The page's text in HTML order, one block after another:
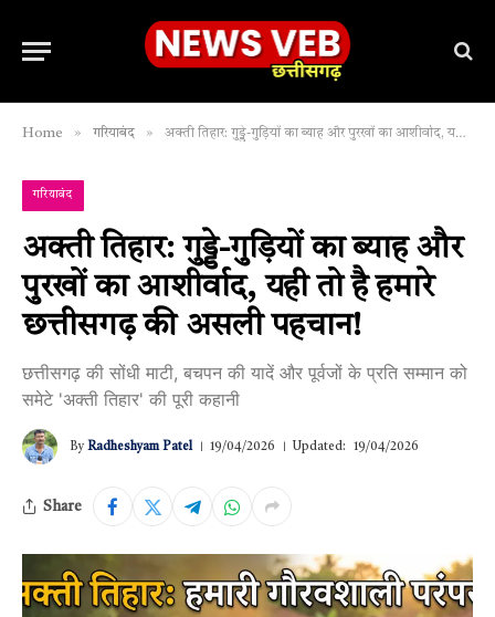
Home » गरियाबंद » अक्ती तिहार: गुड्डे-गुड़ियों का ब्याह और पुरखों का आशीर्वाद, यही तो है हमारे छत्तीसगढ़ की असली पहचान!
गरियाबंद
अक्ती तिहार: गुड्डे-गुड़ियों का ब्याह और
पुरखों का आशीर्वाद, यही तो है हमारे
छत्तीसगढ़ की असली पहचान!
छत्तीसगढ़ की सोंधी माटी, बचपन की यादें और पूर्वजों के प्रति सम्मान को
समेटे 'अक्ती तिहार' की पूरी कहानी
By Radheshyam Patel 19/04/2026 Updated: 19/04/2026
Share